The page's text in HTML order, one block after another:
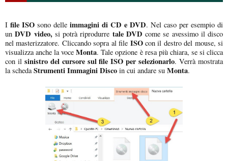
I file ISO sono delle immagini di CD e DVD. Nel caso per esempio di
un DVD video,si potrà riprodurre tale DVD come se avessimo il disco
nel masterizzatore. Cliccando sopra al file ISOcon il destro del mouse, si
visualizza anche la voceMonta. Tale opzione è resa più chiara, se si clicca
con il sinistro del cursore sul file ISO per selezionarlo. Verrà mostrata
la schedaStrumenti Immagini Disco in cui andare su Monta.